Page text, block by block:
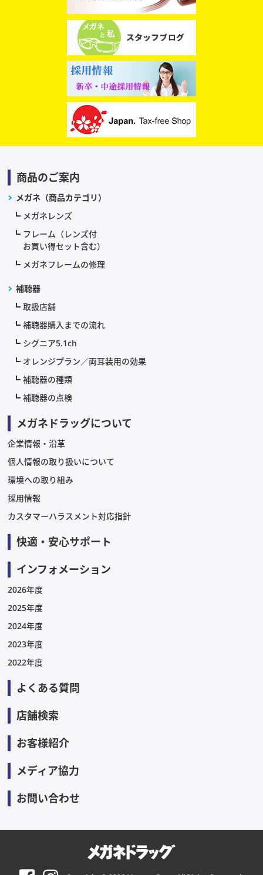
商品のご案内
メガネ（商品カテゴリ）
メガネレンズ
フレーム（レンズ付
お買い得セット含む）
メガネフレームの修理
補聴器
取扱店舗
補聴器購入までの流れ
シグニア5.1ch
オレンジプラン／両耳装用の効果
補聴器の種類
補聴器の点検
メガネドラッグについて
企業情報・沿革
個人情報の取り扱いについて
環境への取り組み
採用情報
カスタマーハラスメント対応指針
快適・安心サポート
インフォメーション
2026年度
2025年度
2024年度
2023年度
2022年度
よくある質問
店舗検索
お客様紹介
メディア協力
お問い合わせ